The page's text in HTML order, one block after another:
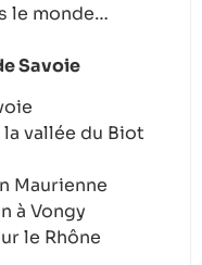
le monde…
Savoie
vallée du Biot
Maurienne
à Vongy
le Rhône